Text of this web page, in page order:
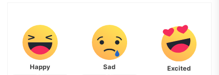
Happy Sad Excited